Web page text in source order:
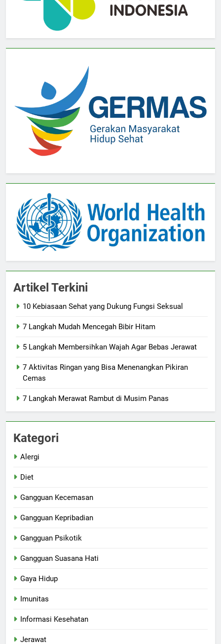
Artikel Terkini
10 Kebiasaan Sehat yang Dukung Fungsi Seksual
7 Langkah Mudah Mencegah Bibir Hitam
5 Langkah Membersihkan Wajah Agar Bebas Jerawat
7 Aktivitas Ringan yang Bisa Menenangkan Pikiran
Cemas
7 Langkah Merawat Rambut di Musim Panas
Kategori
Alergi
Diet
Gangguan Kecemasan
Gangguan Kepribadian
Gangguan Psikotik
Gangguan Suasana Hati
Gaya Hidup
Imunitas
Informasi Kesehatan
Jerawat